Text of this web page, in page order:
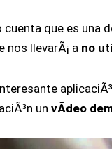
cuenta que es una
llevarÃ¡ a no
unvÃ­deo